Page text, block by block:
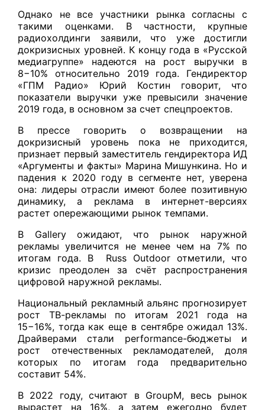
Однако не все участники рынка согласны с
такими оценками. В частности, крупные
радиохолдинги заявили, что уже достигли
докризисных уровней. К концу года в «Русской
медиагруппе» надеются на рост выручки в
8−10% относительно 2019 года. Гендиректор
«ГПМ Радио» Юрий Костин говорит, что
показатели выручки уже превысили значение
2019 года, в основном за счет спецпроектов.
В прессе говорить о возвращении на
докризисный уровень пока не приходится,
признает первый заместитель гендиректора ИД
«Аргументы и факты» Марина Мишункина. Но и
падения к 2020 году в сегменте нет, уверена
она: лидеры отрасли имеют более позитивную
динамику, а реклама в интернет-версиях
растет опережающими рынок темпами.
В Gallery ожидают, что рынок наружной
рекламы увеличится не менее чем на 7% по
итогам года. В Russ Outdoor отметили, что
кризис преодолен за счёт распространения
цифровой наружной рекламы.
Национальный рекламный альянс прогнозирует
рост ТВ-рекламы по итогам 2021 года на
15−16%, тогда как еще в сентябре ожидал 13%.
Драйверами стали performance-бюджеты и
рост отечественных рекламодателей, доля
которых по итогам года предварительно
составит 54%.
В 2022 году, считают в GroupM, весь рынок
вырастет на 16%, а затем ежегодно будет